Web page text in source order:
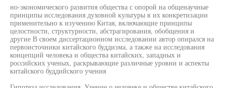
но-экономического развития общества с опорой на общенаучные
принципы исследования духовной культуры в их конкретизации
применительно к изучению Китая, включающие принципы
целостности, структурности, абстрагирования, обобщения и
другие В своем диссертационном исследовании автор опирался на
первоисточники китайского буддизма, а также на исследования
концепций человека и общества китайских, западных и
российских ученых, раскрывающие различные уровни и аспекты
китайского буддийского учения